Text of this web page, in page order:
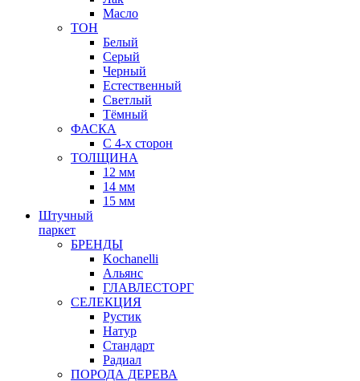
Масло
ТОН
Белый
Серый
Черный
Естественный
Светлый
Тёмный
ФАСКА
С 4-х сторон
ТОЛЩИНА
12 мм
14 мм
15 мм
Штучный
паркет
БРЕНДЫ
Kochanelli
Альянс
ГЛАВЛЕСТОРГ
СЕЛЕКЦИЯ
Рустик
Натур
Стандарт
Радиал
ПОРОДА ДЕРЕВА